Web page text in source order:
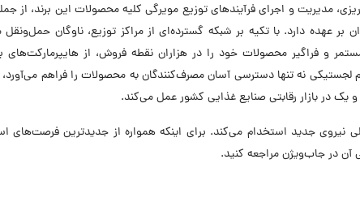
مدیریت و اجرای فرآیندهای توزیع مویرگی کلیه محصولات این برند، از
عهده دارد. با تکیه بر شبکه گسترده‌ای از مراکز توزیع، ناوگان حمل‌ونقل
فراگیر محصولات خود را در هزاران نقطه فروش، از هایپرمارکت‌های
نه تنها دسترسی آسان مصرف‌کنندگان به محصولات را فراهم می‌آورد،
یک در بازار رقابتی صنایع غذایی کشور عمل می‌کند.
حاضر در 3 موقعیت شغلی نیروی جدید استخدام می‌کند. برای اینکه همواره از جدیدترین
در جاب‌ویژن مراجعه کنید.